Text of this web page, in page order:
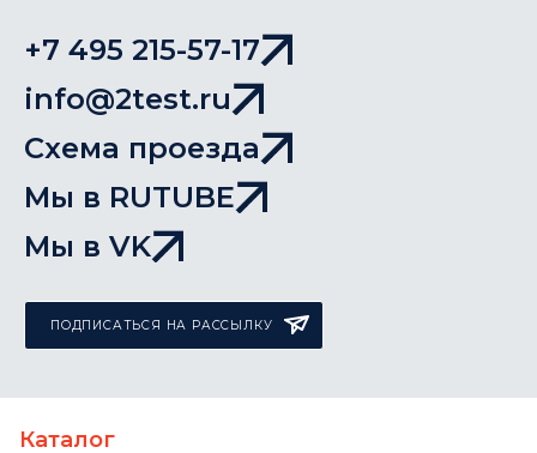
+7 495 215-57-17
info@2test.ru
Схема проезда
Мы в RUTUBE
Мы в VK
ПОДПИСАТЬСЯ НА РАССЫЛКУ
Каталог